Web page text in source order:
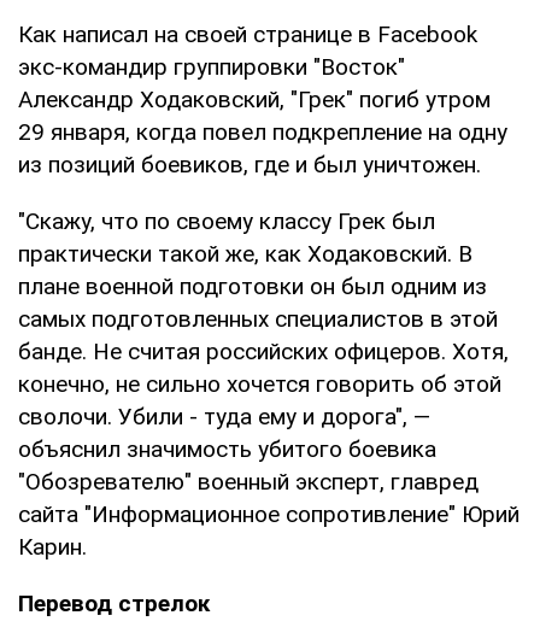
Как написал на своей странице в Facebook
экс-командир группировки "Восток"
Александр Ходаковский, "Грек" погиб утром
29 января, когда повел подкрепление на одну
из позиций боевиков, где и был уничтожен.
"Скажу, что по своему классу Грек был
практически такой же, как Ходаковский. В
плане военной подготовки он был одним из
самых подготовленных специалистов в этой
банде. Не считая российских офицеров. Хотя,
конечно, не сильно хочется говорить об этой
сволочи. Убили - туда ему и дорога", —
объяснил значимость убитого боевика
"Обозревателю" военный эксперт, главред
сайта "Информационное сопротивление" Юрий
Карин.
Перевод стрелок